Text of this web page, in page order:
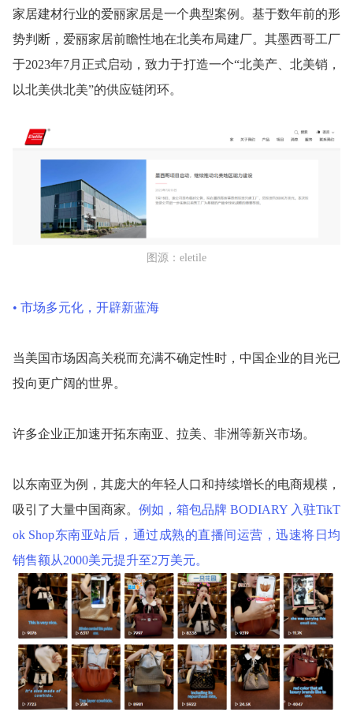
家居建材行业的爱丽家居是一个典型案例。基于数年前的形
势判断，爱丽家居前瞻性地在北美布局建厂。其墨西哥工厂
于2023年7月正式启动，致力于打造一个“北美产、北美销，
以北美供北美”的供应链闭环。
图源：eletile
• 市场多元化，开辟新蓝海
当美国市场因高关税而充满不确定性时，中国企业的目光已
投向更广阔的世界。
许多企业正加速开拓东南亚、拉美、非洲等新兴市场。
以东南亚为例，其庞大的年轻人口和持续增长的电商规模，
吸引了大量中国商家。 例如，箱包品牌 BODIARY 入驻TikT
ok Shop东南亚站后，通过成熟的直播间运营，迅速将日均
销售额从2000美元提升至2万美元。